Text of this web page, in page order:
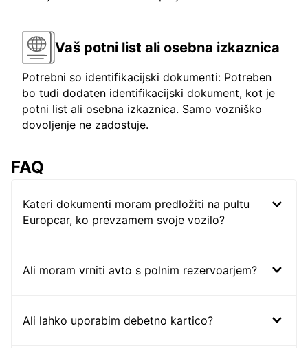
Vaš potni list ali osebna izkaznica
Potrebni so identifikacijski dokumenti: Potreben
bo tudi dodaten identifikacijski dokument, kot je
potni list ali osebna izkaznica. Samo vozniško
dovoljenje ne zadostuje.
FAQ
Kateri dokumenti moram predložiti na pultu
Europcar, ko prevzamem svoje vozilo?
Ali moram vrniti avto s polnim rezervoarjem?
Ali lahko uporabim debetno kartico?